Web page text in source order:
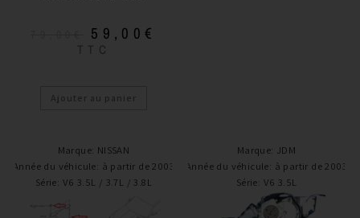
59,00€
TTC
Ajouter au panier
Marque: NISSAN
Année du véhicule: à partir de 2003
Série: V6 3.5L / 3.7L / 3.8L
Marque: JDM
Année du véhicule: à partir de 2003
Série: V6 3.5L